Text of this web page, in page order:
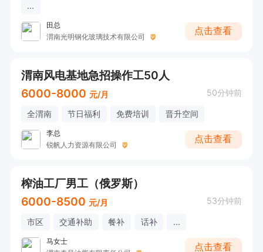
...
田总
渭南光明钢化玻璃技术有限公司
点击查看
渭南风电基地急招操作工50人
6000-8000 元/月 50分钟前
全渭南 节日福利 免费培训 晋升空间
李总
锐帆人力资源有限公司
点击查看
榨油工厂男工（俄罗斯）
6000-8500 元/月 53分钟前
市区 交通补助 餐补 话补 ...
马女士
点击查看